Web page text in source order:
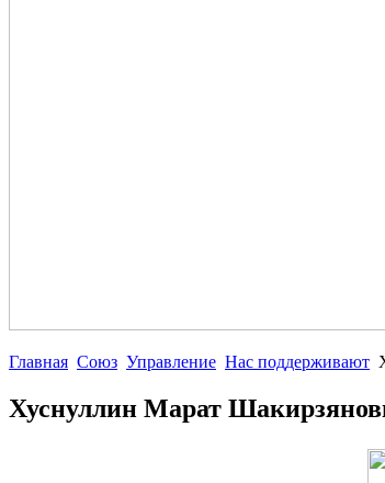
Главная Союз Управление Нас поддерживают
Хуснуллин Марат